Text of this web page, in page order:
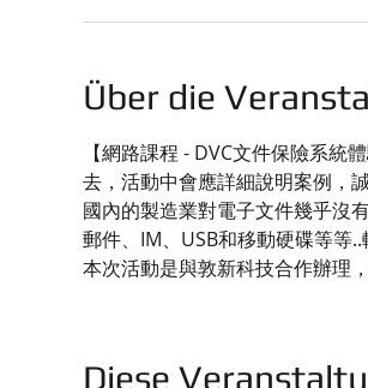
Über die
【網路課程 - DVC文件保險系
去，活動中會應詳細說明案例，
國內的製造業對電子文件幾乎沒
郵件、IM、USB和移動硬碟等等
本次活動是與敦新科技合作辦理
Diese